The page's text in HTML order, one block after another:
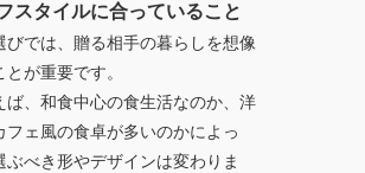
スタイルに合っていること
びでは、贈る相手の暮らしを想像
とが重要です。
ば、和食中心の食生活なのか、洋
フェ風の食卓が多いのかによっ
ぶべき形やデザインは変わりま